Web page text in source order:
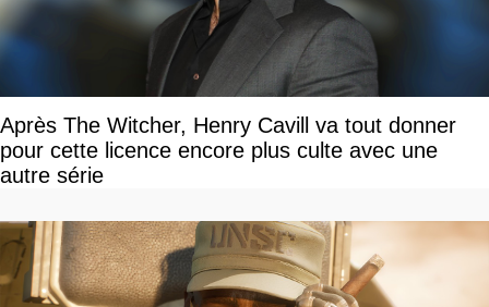
Après The Witcher, Henry Cavill va tout donner
pour cette licence encore plus culte avec une
autre série